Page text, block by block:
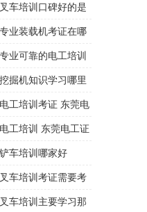
车培训口碑好的是
构在哪里呢？
业装载机考证在哪
业可靠的电工培训
何？
掘机知识学习哪里
训考证
工培训考证 东莞电
工培训 东莞电工证
校
车培训哪家好
车培训考证需要考
车培训主要学习那